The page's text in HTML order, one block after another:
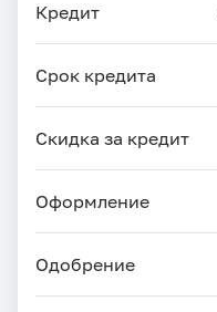
Кредит
Срок кредита
Скидка за кредит
Оформление
Одобрение